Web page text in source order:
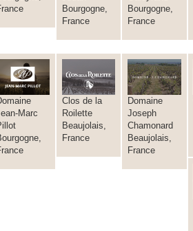
Bourgogne,
France
Bourgogne,
France
Marc
Clos de la
Roilette
Beaujolais,
France
Domaine
Joseph
Chamonard
Beaujolais,
France